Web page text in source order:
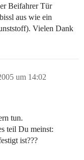
Beifahrer Tür
aus wie ein
Vielen Dank
um 14:02
tun.
teil Du meinst:
ist???